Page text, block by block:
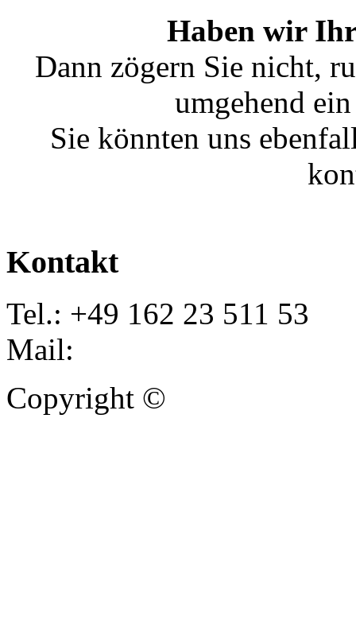
Haben wir Ihr
Dann zögern Sie nicht,
umgehend
Sie könnten uns
Kontakt
Tel.: +49 162 23 511 53
Mail:
Copyright ©